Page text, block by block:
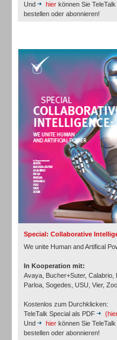
Und
hier können Sie TeleTalk
bestellen oder abonnieren!
Special: Collaborative
We unite Human and Artifical
In Kooperation mit:
Avaya, Bucher+Suter, Calabrio,
Parloa, Sogedes, USU, Vier,
Kostenlos zum Durchklicken:
TeleTalk Special als PDF
Und
hier können Sie TeleTalk
bestellen oder abonnieren!
Personal
Inbound